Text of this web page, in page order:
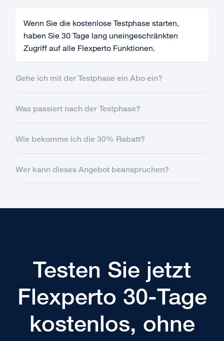
Wenn Sie die kostenlose Testphase starten,
haben Sie 30 Tage lang uneingeschränkten
Zugriff auf alle Flexperto Funktionen.
Gehe ich mit der Testphase ein Abo ein?
Was passiert nach der Testphase?
Wie bekomme ich die 30% Rabatt?
Wer kann dieses Angebot beanspruchen?
Testen Sie jetzt
Flexperto 30-Tage
kostenlos, ohne